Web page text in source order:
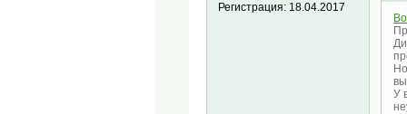
Регистрация: 18.04.2017
У